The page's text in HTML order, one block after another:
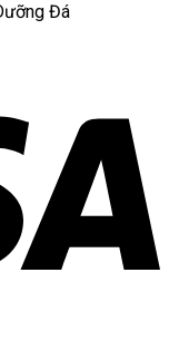
Đá